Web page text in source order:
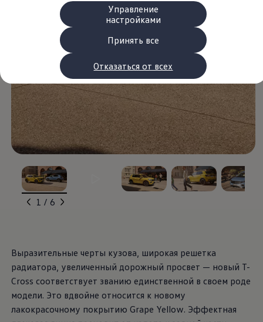
Принять все
Отказаться от всех
Управление
настройками
Персонализация
Настенная зарядная станция и кабели для
Важная информация для клиентов
Переработка и возврат продукции
Кампании по отзыву автомобилей
Предупредительные и контрольные
Обновления программного обеспечения
Обновления программного обеспечения для
Электронное руководство
myVolkswagen
Отзыв подушек Takata по соображениям
, из1 / 6
Выразительные черты кузова, широкая решетка
радиатора, увеличенный дорожный просвет — новый T-
Cross соответствует званию единственной в своем роде
модели. Это вдвойне относится к новому
лакокрасочному покрытию Grape Yellow. Эффектная